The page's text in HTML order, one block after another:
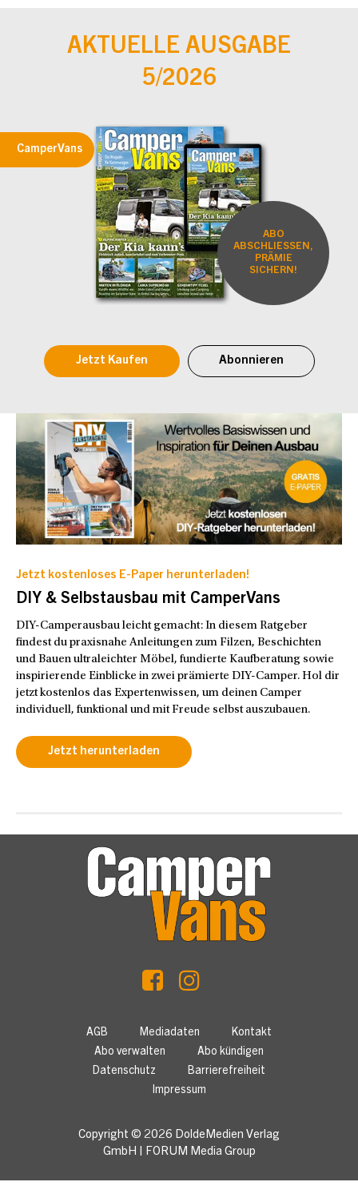
AKTUELLE AUSGABE
5/2026
CamperVans
ABO
ABSCHLIESSEN,
PRÄMIE
SICHERN!
Jetzt Kaufen Abonnieren
Jetzt kostenloses E-Paper herunterladen!
DIY & Selbstausbau mit CamperVans
DIY-Camperausbau leicht gemacht: In diesem Ratgeber
findest du praxisnahe Anleitungen zum Filzen, Beschichten
und Bauen ultraleichter Möbel, fundierte Kaufberatung sowie
inspirierende Einblicke in zwei prämierte DIY-Camper. Hol dir
jetzt kostenlos das Expertenwissen, um deinen Camper
individuell, funktional und mit Freude selbst auszubauen.
Jetzt herunterladen
AGB Mediadaten
Kontakt
Abo verwalten
Abo kündigen
Datenschutz
Barrierefreiheit
Impressum
Copyright © 2026 DoldeMedien Verlag
GmbH
FORUM Media Group